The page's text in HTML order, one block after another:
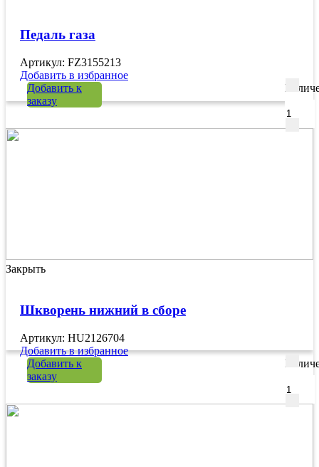
Педаль газа
Артикул: FZ3155213
Добавить в избранное
Добавить к
заказу
Закрыть
Шкворень нижний в сборе
Артикул: HU2126704
Добавить в избранное
Добавить к
заказу